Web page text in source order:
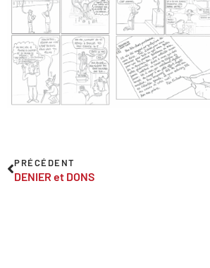
PRÉCÉDENT
DENIER et DONS